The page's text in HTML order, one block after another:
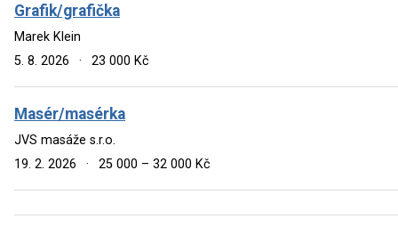
Grafik/grafička
Marek Klein
5. 8. 2026
· 23 000 Kč
Masér/masérka
JVS masáže s.r.o.
19. 2. 2026
· 25 000 – 32 000 Kč